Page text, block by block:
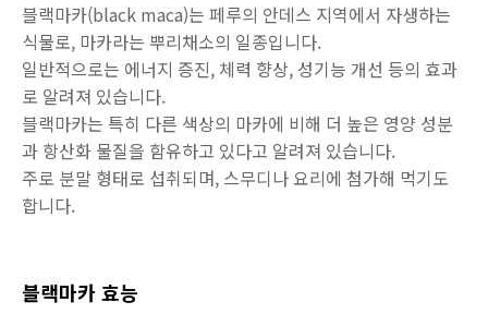
블랙마카(black maca)는 페루의 안데스 지역에서 자생하는
식물로, 마카라는 뿌리채소의 일종입니다.
일반적으로는 에너지 증진, 체력 향상, 성기능 개선 등의 효과
로 알려져 있습니다.
블랙마카는 특히 다른 색상의 마카에 비해 더 높은 영양 성분
과 항산화 물질을 함유하고 있다고 알려져 있습니다.
주로 분말 형태로 섭취되며, 스무디나 요리에 첨가해 먹기도
합니다.
블랙마카 효능